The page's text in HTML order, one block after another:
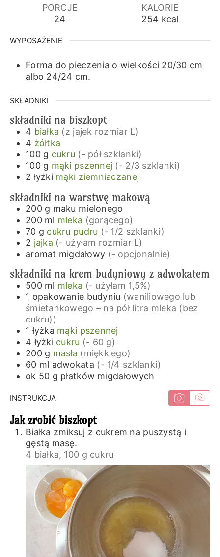
PORCJE
24
KALORIE
254 kcal
WYPOSAŻENIE
Forma do pieczenia o wielkości 20/30 cm
albo 24/24 cm.
SKŁADNIKI
składniki na biszkopt
4 białka (z jajek rozmiar L)
4 żółtka
100 g cukru (- pół szklanki)
100 g mąki pszennej (- 2/3 szklanki)
2 łyżki mąki ziemniaczanej
składniki na warstwę makową
200 g maku mielonego
200 ml mleka (gorącego)
70 g cukru pudru (- 1/2 szklanki)
2 jajka (- użyłam rozmiar L)
aromat migdałowy (- opcjonalnie)
składniki na krem budyniowy z adwokatem
500 ml mleka (- użyłam 1,5%)
1 opakowanie budyniu (waniliowego lub
śmietankowego – na pół litra mleka (bez
cukru))
1 łyżka mąki pszennej
4 łyżki cukru (- 60 g)
200 g masła (miękkiego)
60 ml adwokata (- 1/4 szklanki)
ok 50 g płatków migdałowych
INSTRUKCJA
Jak zrobić biszkopt
Białka zmiksuj z cukrem na puszystą i
gęstą masę.
4 białka, 100 g cukru